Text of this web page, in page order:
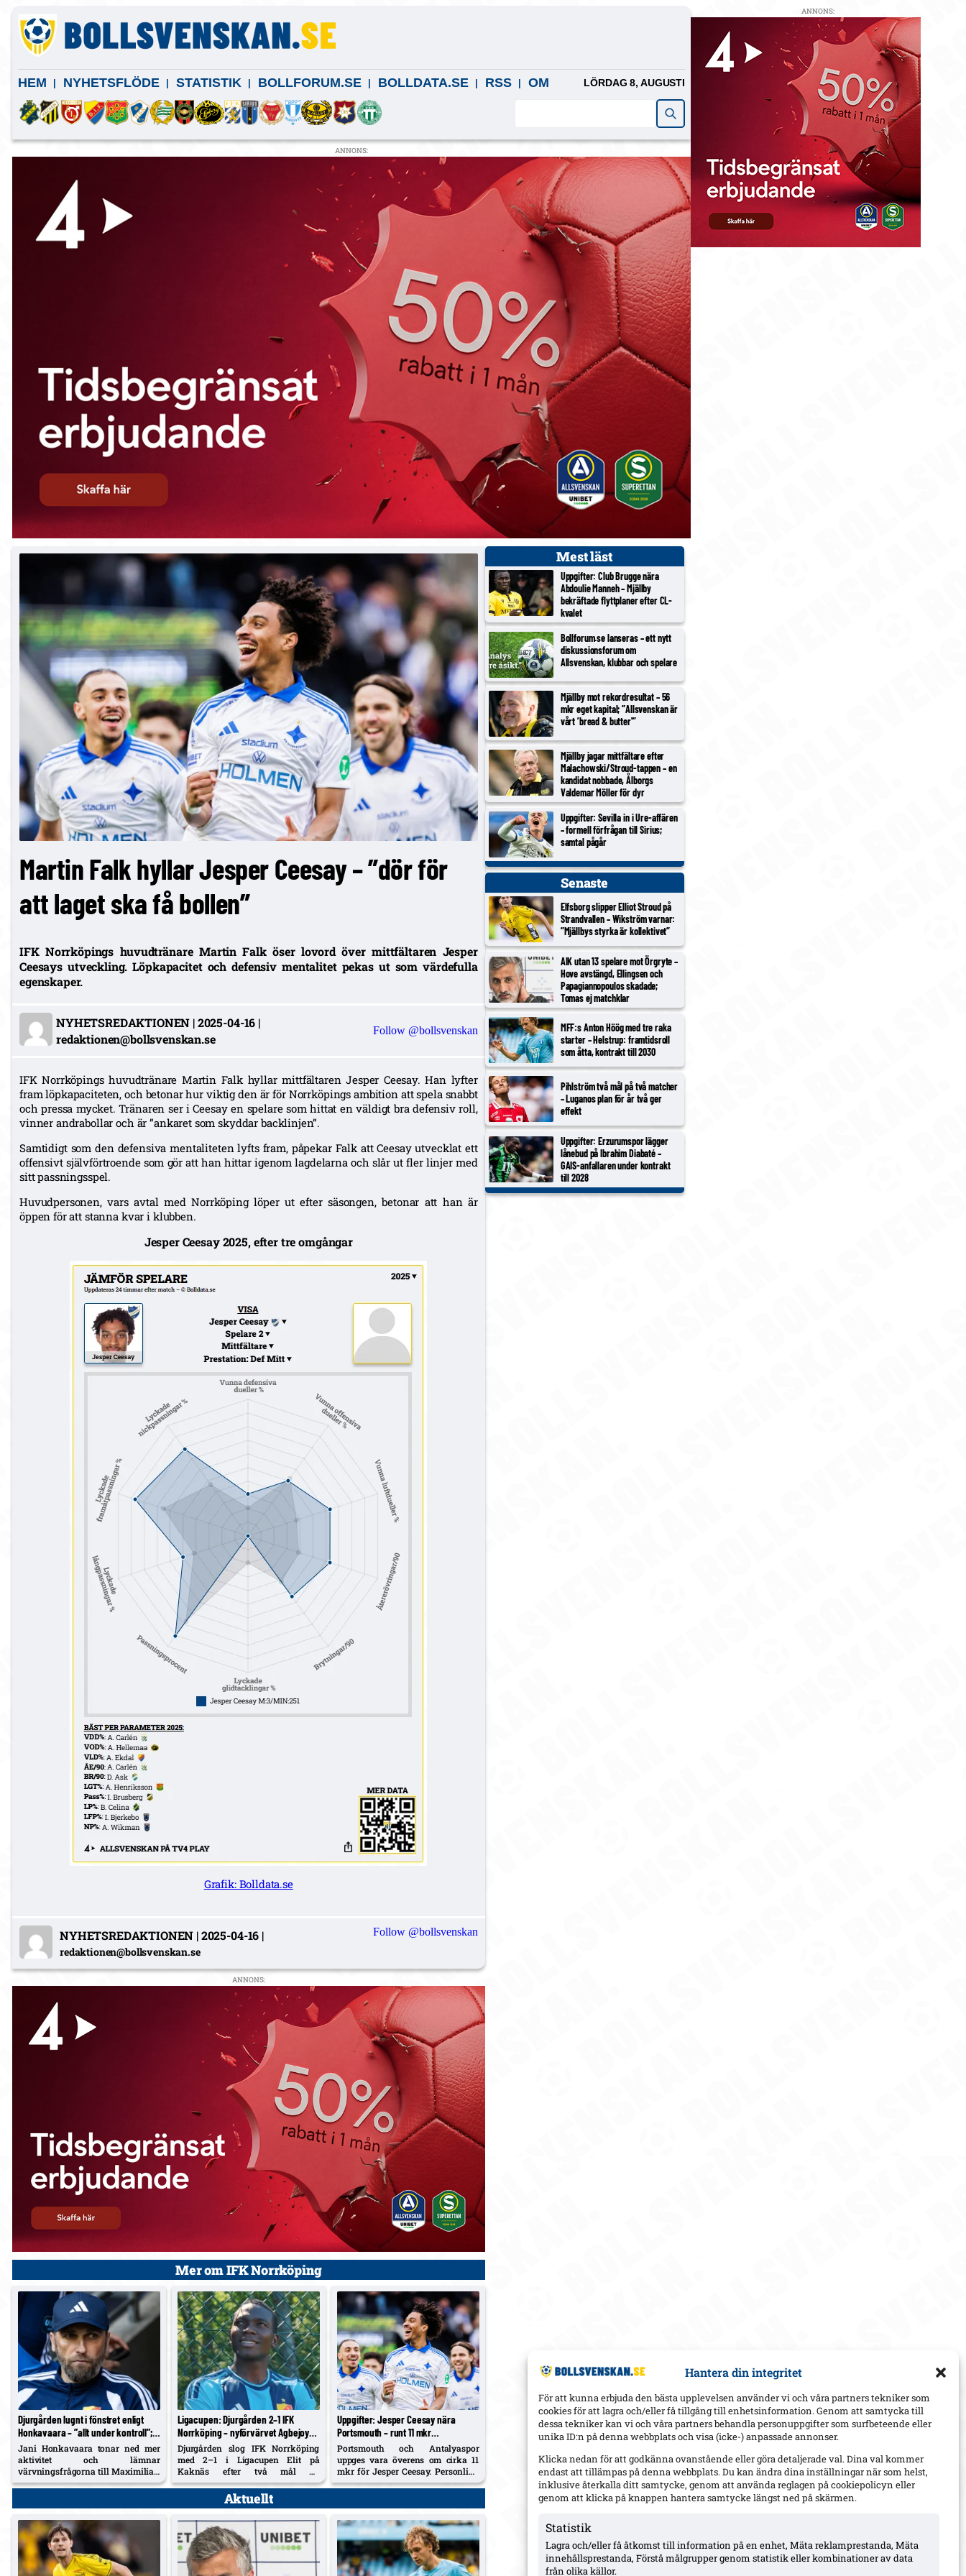
Hantera din integritet
För att kunna erbjuda den bästa upplevelsen använder vi och våra partners tekniker som
cookies för att lagra och/eller få tillgång till enhetsinformation. Genom att samtycka till
dessa tekniker kan vi och våra partners behandla personuppgifter som surfbeteende eller
unika ID:n på denna webbplats och visa (icke-) anpassade annonser.
Klicka nedan för att godkänna ovanstående eller göra detaljerade val. Dina val kommer
endast att tillämpas på denna webbplats. Du kan ändra dina inställningar när som helst,
inklusive återkalla ditt samtycke, genom att använda reglagen på cookiepolicyn eller
genom att klicka på knappen hantera samtycke längst ned på skärmen.
Statistik
Lagra och/eller få åtkomst till information på en enhet, Mäta reklamprestanda, Mäta
innehållsprestanda, Förstå målgrupper genom statistik eller kombinationer av data
från olika källor.
HEM NYHETSFLÖDE STATISTIK BOLLFORUM.SE BOLLDATA.SE RSS OM LÖRDAG 8, AUGUSTI
ANNONS:
Martin Falk hyllar Jesper Ceesay – ”dör för
att laget ska få bollen”
IFK Norrköpings huvudtränare Martin Falk öser lovord över mittfältaren Jesper
Ceesays utveckling. Löpkapacitet och defensiv mentalitet pekas ut som värdefulla
egenskaper.
NYHETSREDAKTIONEN |2025-04-16 |
redaktionen@bollsvenskan.se
Follow @bollsvenskan
IFK Norrköpings huvudtränare Martin Falk hyllar mittfältaren Jesper Ceesay. Han lyfter
fram löpkapaciteten, och betonar hur viktig den är för Norrköpings ambition att spela snabbt
och pressa mycket. Tränaren ser i Ceesay en spelare som hittat en väldigt bra defensiv roll,
vinner andrabollar och är ”ankaret som skyddar backlinjen”.
Samtidigt som den defensiva mentaliteten lyfts fram, påpekar Falk att Ceesay utvecklat ett
offensivt självförtroende som gör att han hittar igenom lagdelarna och slår ut fler linjer med
sitt passningsspel.
Huvudpersonen, vars avtal med Norrköping löper ut efter säsongen, betonar att han är
öppen för att stanna kvar i klubben.
Jesper Ceesay 2025, efter tre omgångar
Grafik: Bolldata.se
NYHETSREDAKTIONEN |2025-04-16 |
redaktionen@bollsvenskan.se
Follow @bollsvenskan
ANNONS:
Mer om IFK Norrköping
Djurgården lugnt i fönstret enligt
Honkavaara – ”allt under kontroll”;
Tschoumy-Nana nära matchform,
Asoro borta ”av en anledning”
Jani Honkavaara tonar ned mer
aktivitet och lämnar
värvningsfrågorna till Maximilian
Hahn. Hyllar Filip Manojlovic,
är borta "av en anledning".
Ligacupen: Djurgården 2–1 IFK
Norrköping – nyförvärvet Agbejoye
tvåmålsskytt på Kaknäs
Djurgården slog IFK Norrköping
med 2–1 i Ligacupen Elit på
Kaknäs efter två mål av
nyförvärvet Angelo Agbejoye i
andra halvlek. IFK:s 19-åring
Kylian Seka reducerade sent.
Uppgifter: Jesper Ceesay nära
Portsmouth – runt 11 mkr
överenskommet, betalningsstruktur
återstår
Portsmouth och Antalyaspor
uppges vara överens om cirka 11
mkr för Jesper Ceesay. Personliga
villkoren klara; betalningsplanen
Aktuellt
Mest läst
Uppgifter: Club Brugge nära
Abdoulie Manneh – Mjällby
bekräftade flyttplaner efter CL-
kvalet
Bollforum.se lanseras – ett nytt
diskussionsforum om
Allsvenskan, klubbar och spelare
Mjällby mot rekordresultat – 56
mkr eget kapital; ”Allsvenskan är
vårt ’bread & butter'”
Mjällby jagar mittfältare efter
Malachowski/Stroud-tappen – en
kandidat nobbade, Ålborgs
Valdemar Möller för dyr
Uppgifter: Sevilla in i Ure-affären
– formell förfrågan till Sirius;
samtal pågår
Senaste
Elfsborg slipper Elliot Stroud på
Strandvallen – Wikström varnar:
”Mjällbys styrka är kollektivet”
AIK utan 13 spelare mot Örgryte –
Hove avstängd, Ellingsen och
Papagiannopoulos skadade;
Tomas ej matchklar
MFF:s Anton Höög med tre raka
starter – Helstrup: framtidsroll
som åtta, kontrakt till 2030
Pihlström två mål på två matcher
– Luganos plan för år två ger
effekt
Uppgifter: Erzurumspor lägger
lånebud på Ibrahim Diabaté –
GAIS-anfallaren under kontrakt
till 2028
ANNONS: